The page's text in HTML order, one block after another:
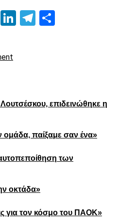
WhatsApp
LinkedIn
Telegram
επιδεινώθηκε η
ομάδα, παίξαμε σαν ένα»
των
οκτάδα»
για τον κόσμο του ΠΑΟΚ»